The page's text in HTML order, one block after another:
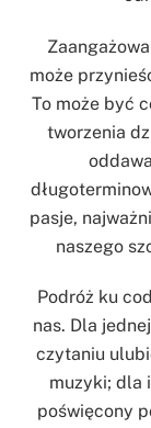
może
To może być
tworzenia
pasje,
naszego
Podróż ku
nas. Dla
czytaniu
muzyki; dla
poświęcony